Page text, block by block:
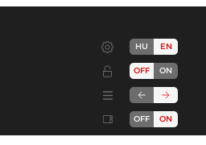
HU EN
OFF ON
OFF ON